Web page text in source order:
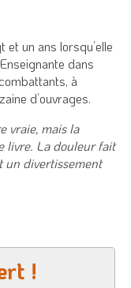
et un ans lorsqu’elle
dans
à
d’ouvrages.
vraie, mais la
livre. La douleur fait
un divertissement
!